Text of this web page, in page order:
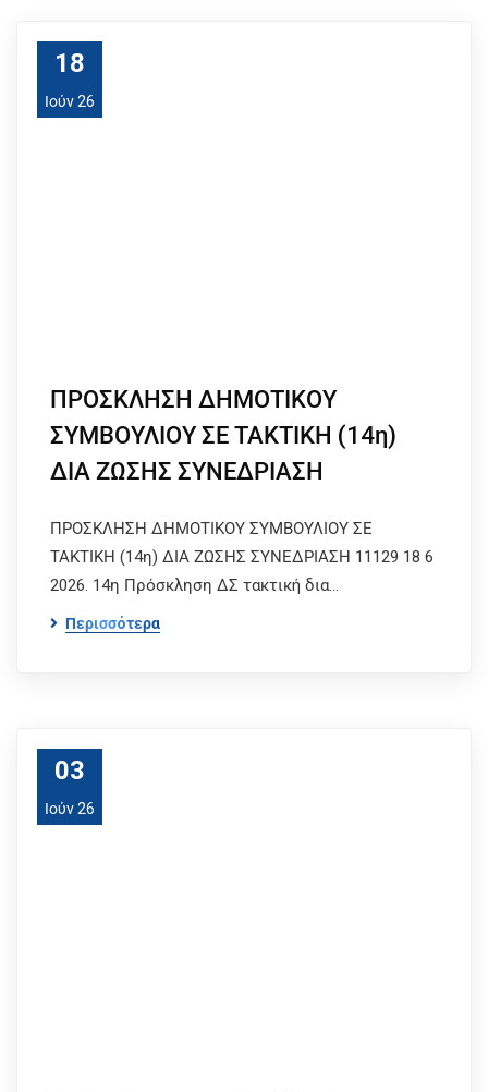
18
Ιούν 26
ΠΡΟΣΚΛΗΣΗ ΔΗΜΟΤΙΚΟΥ
ΣΥΜΒΟΥΛΙΟΥ ΣΕ ΤΑΚΤΙΚΗ (14η)
ΔΙΑ ΖΩΣΗΣ ΣΥΝΕΔΡΙΑΣΗ
ΠΡΟΣΚΛΗΣΗ ΔΗΜΟΤΙΚΟΥ ΣΥΜΒΟΥΛΙΟΥ ΣΕ
ΤΑΚΤΙΚΗ (14η) ΔΙΑ ΖΩΣΗΣ ΣΥΝΕΔΡΙΑΣΗ 11129 18 6
2026. 14η Πρόσκληση ΔΣ τακτική δια…
Περισσότερα
03
Ιούν 26